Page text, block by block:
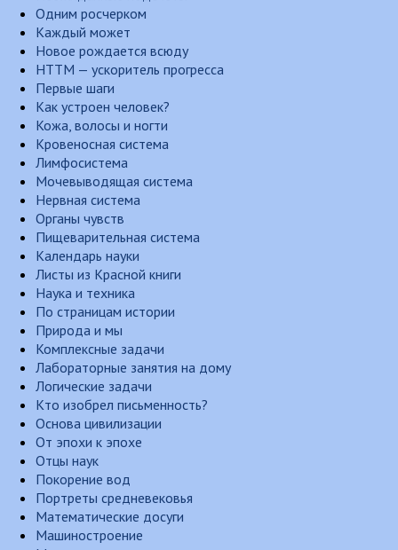
Одним росчерком
Каждый может
Новое рождается всюду
НТТМ — ускоритель прогресса
Первые шаги
Как устроен человек?
Кожа, волосы и ногти
Кровеносная система
Лимфосистема
Мочевыводящая система
Нервная система
Органы чувств
Пищеварительная система
Календарь науки
Листы из Красной книги
Наука и техника
По страницам истории
Природа и мы
Комплексные задачи
Лабораторные занятия на дому
Логические задачи
Кто изобрел письменность?
Основа цивилизации
От эпохи к эпохе
Отцы наук
Покорение вод
Портреты средневековья
Математические досуги
Машиностроение